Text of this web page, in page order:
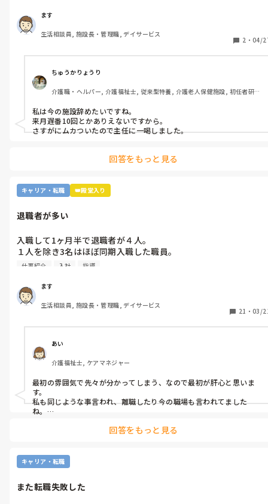
署で。個別面談で皆さんこうしたら残ると伝えてた様ですが…。
自分も限界で退職したいです。
来月から退職者が居なくなってからの業務をどう回すのか疑問
他の部署の人も退職原因知ってる。（役職勘違いリーダーと仕事
出来ない元リーダー１人のパワハラ的な物言い等など）
この様な状況の職場勤務されてる方してた方、頑張って仕事続け
ること出来ましたか？
自分、同僚と一緒に上役に原因知ってるのに動かない事に対して
面談の場をお願いしようかと、これについては同僚は賛同してく
れて。
嫌々しんどい状態で仕事続けるかキッパリ見切りつけるか思考
紹介会社にも入職時の説明と異なる事も相談してるんですが話し
にならず。
地面に吸い込まれる様な感覚の鬱症状が出始め。
ハロワとか自身で見つけた職場は20年と５年以上続いてた。
ます
生活相談員, 施設長・管理職, デイサービス
2 ・ 04/
ちゅうかりょうり
介護職・ヘルパー, 介護福祉士, 従来型特養, 介護老人保健施設, 初任者研
私は今の施設辞めたいですね。
来月遅番10回とかありえないですから。
さすがにムカついたので主任に一喝しました。
回答をもっと見る
キャリア・転職 👑殿堂入り
退職者が多い
入職して1ヶ月半で退職者が４人。
１人を除き3名はほぼ同期入職した職員。
辞める理由は2名の職員の指導仕方。
位で質問出来ない環境、それでは続かないですよね。
自分も先に相談させて頂きましたが。
２カ月前に退職願提出ですが、まだ試用期間1ヶ月半、試用期間
紹介会社には悪く感じますが、心的にしんどい。今日も何言われ
仕事紹介 入社 指導
ます
生活相談員, 施設長・管理職, デイサービス
21 ・ 03/
あい
介護福祉士, ケアマネジャー
最初の雰囲気で先々が分かってしまう、なので最初が肝心と思いま
す。
私も同じような事言われ、離職したり今の職場も言われてました
ね。
回答をもっと見る
キャリア・転職
また転職失敗した